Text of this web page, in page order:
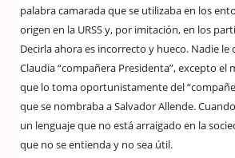
palabra camarada que se utilizaba en los
origen en la URSS y, por imitación, en los
Decirla ahora es incorrecto y hueco. Nadie le
Claudia “compañera Presidenta”, excepto el
que lo toma oportunistamente del
que se nombraba a Salvador Allende.
un lenguaje que no está arraigado en la
que no se entienda y no sea útil.